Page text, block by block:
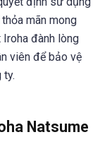
mãn mong
Iroha đành lòng
viên để bảo vệ
ty.
Natsume